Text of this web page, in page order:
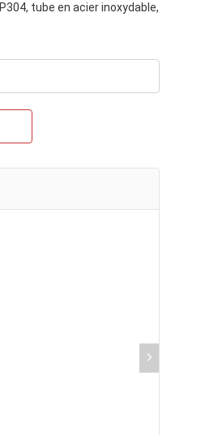
tube en acier inoxydable,